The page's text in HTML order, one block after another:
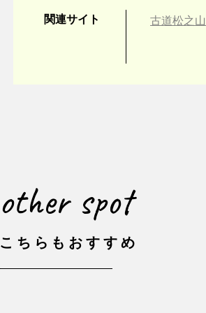
関連サイト 古道松之
other spot
こちらもおすすめ